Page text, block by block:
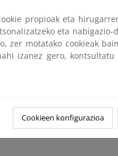
en la tendencia de
el más amenazado de
parejas reproductoras
ellas, la mejora del
para la supervivencia
propioak eta
eta nabigazio-
zer motatako cookieak
izanez gero,
Cookieen konfigurazioa